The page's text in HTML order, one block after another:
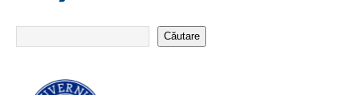
Căutare